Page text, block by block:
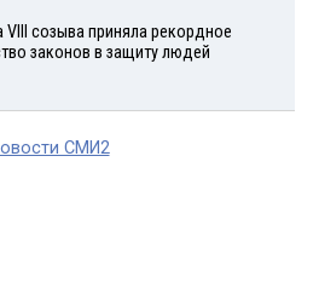
VIII созыва приняла рекордное
законов в защиту людей
СМИ2